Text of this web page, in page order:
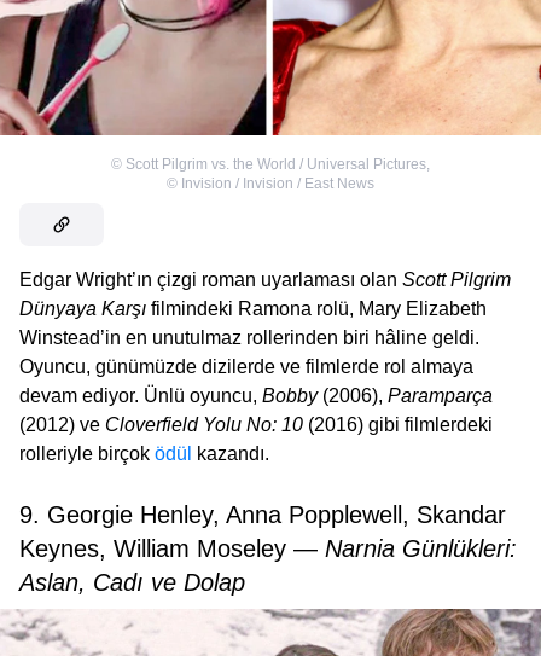
© Scott Pilgrim vs. the World / Universal Pictures
© Invision / Invision / East News
Edgar Wright’ın çizgi roman uyarlaması olan Scott Pilgrim
Dünyaya Karşı filmindeki Ramona rolü, Mary Elizabeth
Winstead’in en unutulmaz rollerinden biri hâline geldi.
Oyuncu, günümüzde dizilerde ve filmlerde rol almaya
devam ediyor. Ünlü oyuncu, Bobby (2006), Paramparça
(2012) ve Cloverfield Yolu No: 10 (2016) gibi filmlerdeki
rolleriyle birçok ödül kazandı.
9. Georgie Henley, Anna Popplewell, Skandar
Keynes, William Moseley — Narnia Günlükleri:
Aslan, Cadı ve Dolap